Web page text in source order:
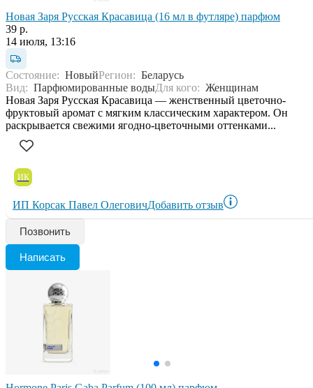
Новая Заря Русская Красавица (16 мл в футляре) парфюм
39 р.
14 июля, 13:16
Состояние: НовыйРегион: Беларусь
Вид: Парфюмированные водыДля кого: Женщинам
Новая Заря Русская Красавица — женственный цветочно-
фруктовый аромат с мягким классическим характером. Он
раскрывается свежими ягодно-цветочными оттенками...
ИК
ИП Корсак Павел ОлеговичДобавить отзыв
Позвонить
Написать